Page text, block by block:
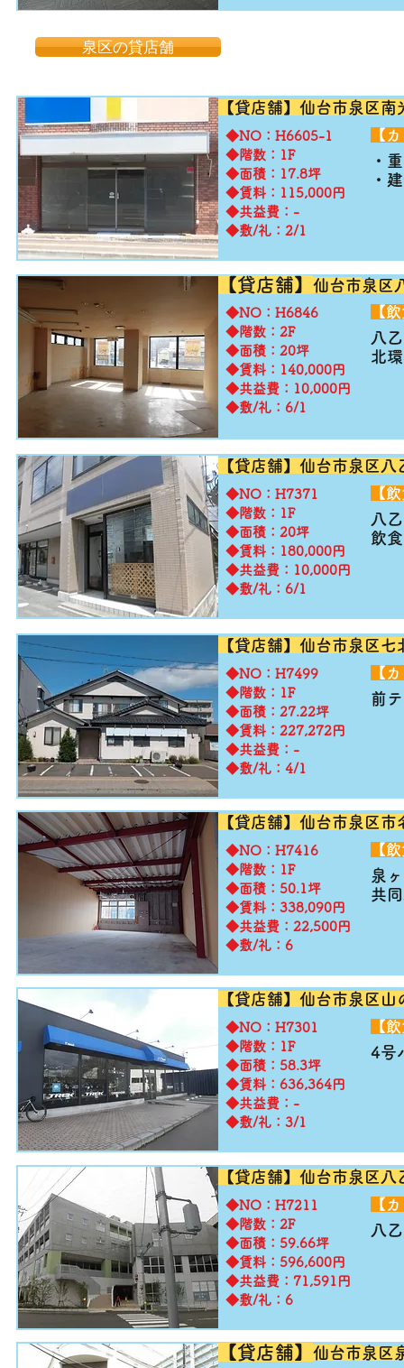
泉区の貸店舗
【貸店舗】仙台市泉区
​◆NO：H6605-1
◆階数：1F
◆面積：17.8坪
◆賃料：115,000円
◆共益費：-
◆敷/礼：2/1
・
・
【
【貸店舗】 仙台市泉区
​◆NO：H6846
◆階数：2F
◆面積：20坪
◆賃料：140,000円
◆共益費：10,000円
◆敷/礼：6/1
八
北
【
【貸店舗】仙台市泉区
​◆NO：H7371
◆階数：1F
◆面積：20坪
◆賃料：180,000円
◆共益費：10,000円
◆敷/礼：6/1
八
飲
【
【貸店舗】仙台市泉区
​◆NO：H7499
◆階数：1F
◆面積：27.22坪
◆賃料：227,272円
◆共益費：-
◆敷/礼：4/1
前
【
【貸店舗】仙台市泉区
​◆NO：H7416
◆階数：1F
◆面積：50.1坪
◆賃料：338,090円
◆共益費：22,500円
◆敷/礼：6
泉
共
【
【貸店舗】仙台市泉区
​◆NO：H7301
◆階数：1F
◆面積：58.3坪
◆賃料：636,364円
◆共益費：-
◆敷/礼：3/1
4号
【
【貸店舗】仙台市泉区
​◆NO：H7211
◆階数：2F
◆面積：59.66坪
◆賃料：596,600円
◆共益費：71,591円
◆敷/礼：6
八
【
【貸店舗】 仙台市泉区